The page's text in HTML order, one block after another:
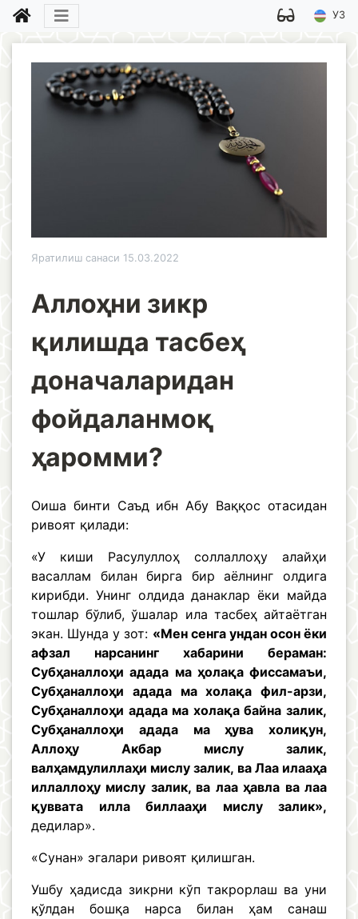
УЗ
Яратилиш санаси 15.03.2022
Аллоҳни зикр
қилишда тасбеҳ
доначаларидан
фойдаланмоқ
ҳаромми?
Оиша бинти Саъд ибн Абу Ваққос отасидан
ривоят қилади:
«У киши Расулуллоҳ соллаллоҳу алайҳи
васаллам билан бирга бир аёлнинг олдига
кирибди. Унинг олдида данаклар ёки майда
тошлар бўлиб, ўшалар ила тасбеҳ айтаётган
экан. Шунда у зот: «Мен сенга ундан осон ёки
афзал нарсанинг хабарини бераман:
Субҳаналлоҳи адада ма ҳолақа фиссамаъи,
Субҳаналлоҳи адада ма холақа фил-арзи,
Субҳаналлоҳи адада ма холақа байна залик,
Субҳаналлоҳи адада ма ҳува холиқун,
Аллоҳу Акбар мислу залик,
валҳамдулиллаҳи мислу залик, ва Лаа илааҳа
иллаллоҳу мислу залик, ва лаа ҳавла ва лаа
қуввата илла биллааҳи мислу залик»,
дедилар».
«Сунан» эгалари ривоят қилишган.
Ушбу ҳадисда зикрни кўп такрорлаш ва уни
қўлдан бошқа нарса билан ҳам санаш